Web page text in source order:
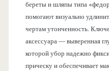
береты и шляпы типа
помогают визуально
чертам утонченность.
аксессуара — выверенная
которой убор надежно
прическу и обеспечивает